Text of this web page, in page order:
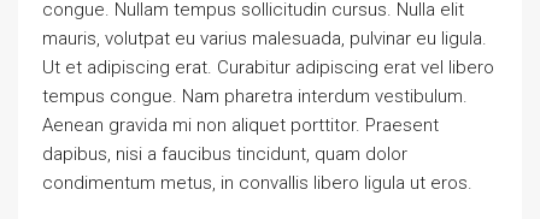
congue. Nullam tempus sollicitudin cursus. Nulla elit
mauris, volutpat eu varius malesuada, pulvinar eu ligula.
Ut et adipiscing erat. Curabitur adipiscing erat vel libero
tempus congue. Nam pharetra interdum vestibulum.
Aenean gravida mi non aliquet porttitor. Praesent
dapibus, nisi a faucibus tincidunt, quam dolor
condimentum metus, in convallis libero ligula ut eros.